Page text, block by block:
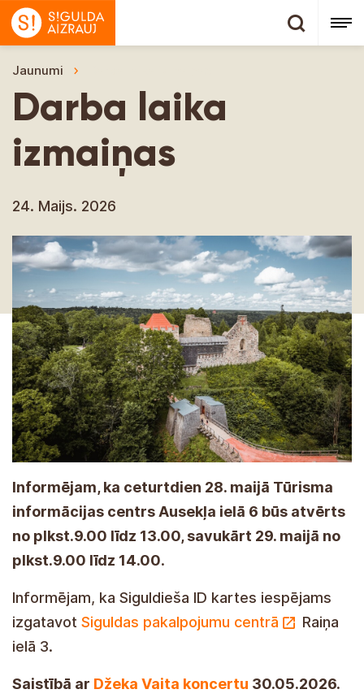
Jaunumi
Darba laika
izmaiņas
24. Maijs. 2026
Informējam, ka ceturtdien 28. maijā Tūrisma
informācijas centrs Ausekļa ielā 6 būs atvērts
no plkst.9.00 līdz 13.00, savukārt 29. maijā no
plkst.9.00 līdz 14.00.
Informējam, ka Siguldieša ID kartes iespējams
izgatavot Siguldas pakalpojumu centrā
Raiņa
ielā 3.
Saistībā ar Džeka Vaita koncertu 30.05.2026.